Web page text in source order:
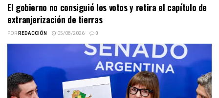
El gobierno no consiguió los votos y retira el capítulo de
extranjerización de tierras
PORREDACCIÓN 05/08/2026 0